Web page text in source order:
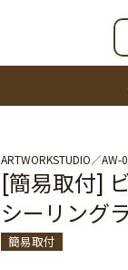
ARTWORKSTUDIO AW-
[簡易取付]
シーリング
簡易取付